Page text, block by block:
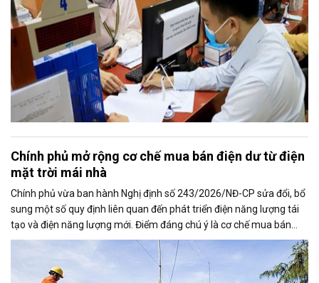
Chính phủ mở rộng cơ chế mua bán điện dư từ điện
mặt trời mái nhà
Chính phủ vừa ban hành Nghị định số 243/2026/NĐ-CP sửa đổi, bổ
sung một số quy định liên quan đến phát triển điện năng lượng tái
tạo và điện năng lượng mới. Điểm đáng chú ý là cơ chế mua bán
điện dư từ các hệ thống điện mặt trời mái nhà được mở rộng, trong
đó nâng tỷ lệ sản lượng điện dư được phép giao dịch từ 20% lên tối
đa 50%, tạo thêm động lực cho người dân và doanh nghiệp đầu tư